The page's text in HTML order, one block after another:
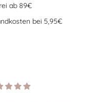
ab 89€
bei 5,95€